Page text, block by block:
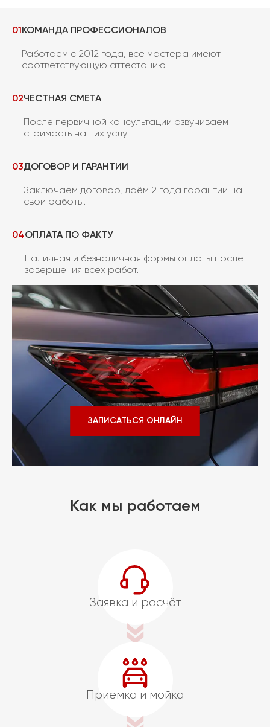
ЗАПИСАТЬСЯ ОНЛАЙН
01КОМАНДА ПРОФЕССИОНАЛОВ
Работаем с 2012 года, все мастера имеют
соответствующую аттестацию.
02ЧЕСТНАЯ СМЕТА
После первичной консультации озвучиваем
стоимость наших услуг.
03ДОГОВОР И ГАРАНТИИ
Заключаем договор, даём 2 года гарантии на
свои работы.
04ОПЛАТА ПО ФАКТУ
Наличная и безналичная формы оплаты после
завершения всех работ.
Как мы работаем
Заявка и расчёт
Приёмка и мойка